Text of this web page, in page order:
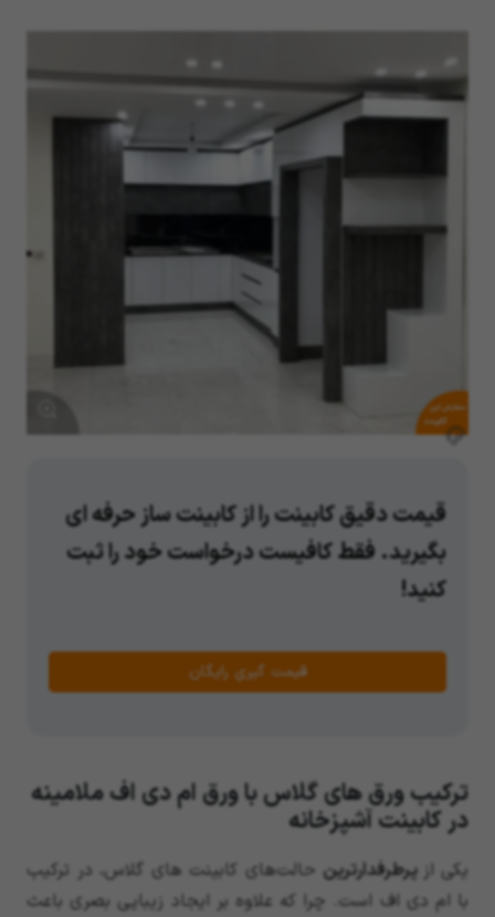
سفارش این
کابینت
قیمت دقیق کابینت را از کابینت ساز حرفه ای
بگیرید. فقط کافیست درخواست خود را ثبت
کنید!
قیمت گیریِ رایگان
ترکیب ورق های گلاس با ورق ام دی اف ملامینه
در کابینت آشپزخانه
یکی از پرطرفدارترین حالت‌های کابینت های گلاس، در ترکیب
با ام دی اف است. چرا که علاوه بر ایجاد زیبایی بصری باعث